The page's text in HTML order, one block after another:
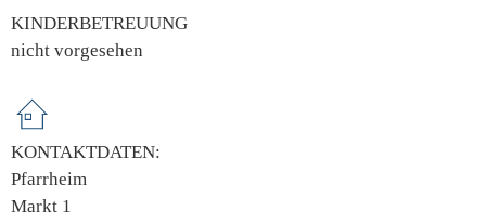
KINDERBETREUUNG
nicht vorgesehen
KONTAKTDATEN:
Pfarrheim
Markt 1